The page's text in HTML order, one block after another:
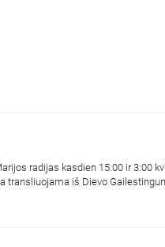
radijas kasdien 15:00 ir 3:00
iš Dievo